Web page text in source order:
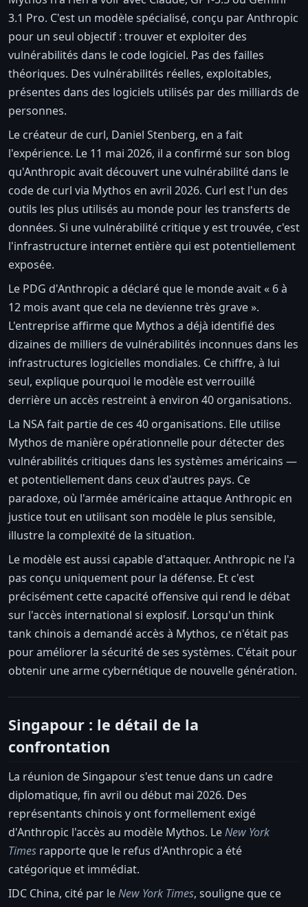
3.1 Pro. C'est un modèle spécialisé, conçu par Anthropic
pour un seul objectif : trouver et exploiter des
vulnérabilités dans le code logiciel. Pas des failles
théoriques. Des vulnérabilités réelles, exploitables,
présentes dans des logiciels utilisés par des milliards de
personnes.
Le créateur de curl, Daniel Stenberg, en a fait
l'expérience. Le 11 mai 2026, il a confirmé sur son blog
qu'Anthropic avait découvert une vulnérabilité dans le
code de curl via Mythos en avril 2026. Curl est l'un des
outils les plus utilisés au monde pour les transferts de
données. Si une vulnérabilité critique y est trouvée, c'est
l'infrastructure internet entière qui est potentiellement
exposée.
Le PDG d'Anthropic a déclaré que le monde avait « 6 à
12 mois avant que cela ne devienne très grave ».
L'entreprise affirme que Mythos a déjà identifié des
dizaines de milliers de vulnérabilités inconnues dans les
infrastructures logicielles mondiales. Ce chiffre, à lui
seul, explique pourquoi le modèle est verrouillé
derrière un accès restreint à environ 40 organisations.
La NSA fait partie de ces 40 organisations. Elle utilise
Mythos de manière opérationnelle pour détecter des
vulnérabilités critiques dans les systèmes américains —
et potentiellement dans ceux d'autres pays. Ce
paradoxe, où l'armée américaine attaque Anthropic en
justice tout en utilisant son modèle le plus sensible,
illustre la complexité de la situation.
Le modèle est aussi capable d'attaquer. Anthropic ne l'a
pas conçu uniquement pour la défense. Et c'est
précisément cette capacité offensive qui rend le débat
sur l'accès international si explosif. Lorsqu'un think
tank chinois a demandé accès à Mythos, ce n'était pas
pour améliorer la sécurité de ses systèmes. C'était pour
obtenir une arme cybernétique de nouvelle génération.
Singapour : le détail de la
confrontation
La réunion de Singapour s'est tenue dans un cadre
diplomatique, fin avril ou début mai 2026. Des
représentants chinois y ont formellement exigé
d'Anthropic l'accès au modèle Mythos. LeNew York
Times rapporte que le refus d'Anthropic a été
catégorique et immédiat.
IDC China, cité par leNew York Times, souligne que ce